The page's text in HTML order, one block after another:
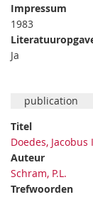
Impressum
1983
Ja
publication
Titel
Doedes, Jacobus
Auteur
Schram, P.L.
Trefwoorden